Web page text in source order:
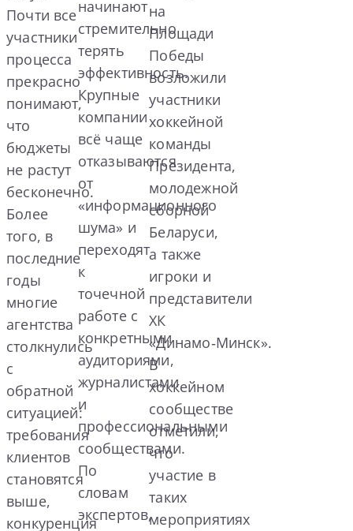
Почти все
участники
процесса
прекрасно
понимают,
что
бюджеты
не растут
бесконечно.
Более
того, в
последние
годы
многие
агентства
столкнулись
с
обратной
ситуацией:
требования
клиентов
становятся
выше,
конкуренция
начинают
стремительно
терять
эффективность.
Крупные
компании
всё чаще
отказываются
от
«информационного
шума» и
переходят
к
точечной
работе с
конкретными
аудиториями,
журналистами
и
профессиональными
сообществами.
По
словам
экспертов,
на
Площади
Победы
возложили
участники
хоккейной
команды
Президента,
молодежной
сборной
Беларуси,
а также
игроки и
представители
ХК
«Динамо‑Минск».
В
хоккейном
сообществе
отметили,
что
участие в
таких
мероприятиях